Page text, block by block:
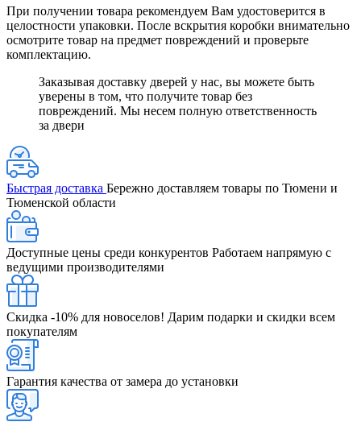
При получении товара рекомендуем Вам удостоверится в
целостности упаковки. После вскрытия коробки внимательно
осмотрите товар на предмет повреждений и проверьте
комплектацию.
Заказывая доставку дверей у нас, вы можете быть
уверены в том, что получите товар без
повреждений. Мы несем полную ответственность
за двери
Быстрая доставка Бережно доставляем товары по Тюмени и
Тюменской области
Доступные цены среди конкурентов Работаем напрямую с
ведущими производителями
Скидка -10% для новоселов! Дарим подарки и скидки всем
покупателям
Гарантия качества от замера до установки